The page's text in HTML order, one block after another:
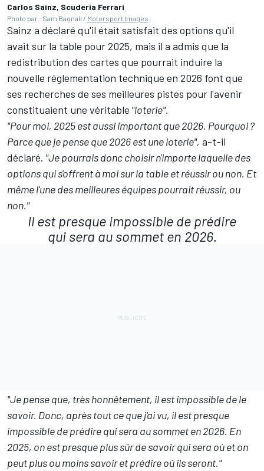
Carlos Sainz, Scuderia Ferrari
Photo par : Sam Bagnall / Motorsport Images
Sainz a déclaré qu'il était satisfait des options qu'il
avait sur la table pour 2025, mais il a admis que la
redistribution des cartes que pourrait induire la
nouvelle réglementation technique en 2026 font que
ses recherches de ses meilleures pistes pour l'avenir
constituaient une véritable "loterie".
"Pour moi, 2025 est aussi important que 2026. Pourquoi ?
Parce que je pense que 2026 est une loterie", a-t-il
déclaré. "Je pourrais donc choisir n'importe laquelle des
options qui s'offrent à moi sur la table et réussir ou non. Et
même l'une des meilleures équipes pourrait réussir, ou
non."
Il est presque impossible de prédire
qui sera au sommet en 2026.
"Je pense que, très honnêtement, il est impossible de le
savoir. Donc, après tout ce que j'ai vu, il est presque
impossible de prédire qui sera au sommet en 2026. En
2025, on est presque plus sûr de savoir qui sera où et on
peut plus ou moins savoir et prédire où ils seront."